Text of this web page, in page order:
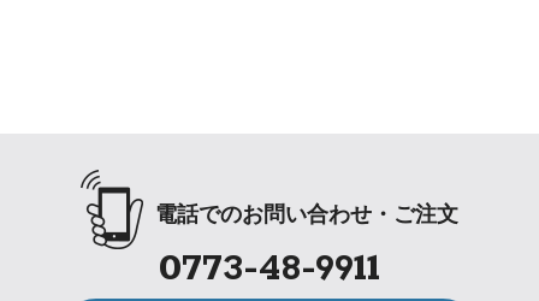
電話でのお問い合わせ・ご注文
0773-48-9911